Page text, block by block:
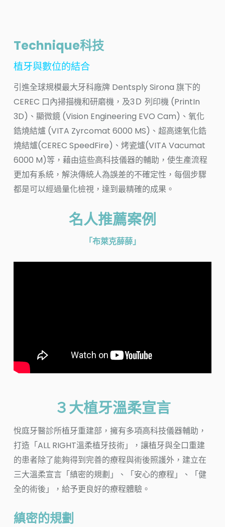
Technique科技
植牙與數位的結合
引進全球規模最大牙科廠牌 Dentsply Sirona 旗下的
CEREC 口內掃描機和研磨機，及3Ｄ 列印機 (PrintIn
3D)、顯微鏡 (Vision Engineering EVO Cam)、氧化
鋯燒結爐 (VITA Zyrcomat 6000 MS)、超高速氧化鋯
燒結爐(CEREC SpeedFire)、烤瓷爐(VITA Vacumat
6000 M)等，藉由這些高科技儀器的輔助，使生產流程
更加有系統，解決傳統人為誤差的不確定性，每個步驟
都是可以經過量化檢視，達到最精確的成果。
名人推薦案例
「布萊克薛薛」
３大植牙溫柔宣言
悅庭牙醫診所植牙重建部，擁有多項高科技儀器輔助，
打造「ALL RIGHT溫柔植牙技術」，讓植牙與全口重建
的患者除了能夠得到完善的療程與術後照護外，建立在
三大溫柔宣言「縝密的規劃」、「安心的療程」、「健
全的術後」，給予更良好的療程體驗。
縝密的規劃